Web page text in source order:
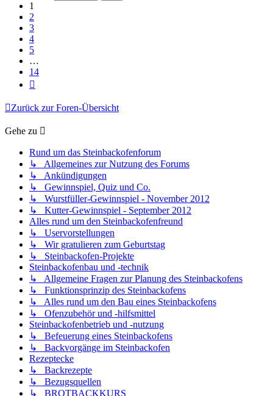
1
2
3
4
5
…
14
Zurück zur Foren-Übersicht
Gehe zu
Rund um das Steinbackofenforum
↳ Allgemeines zur Nutzung des Forums
↳ Ankündigungen
↳ Gewinnspiel, Quiz und Co.
↳ Wurstfüller-Gewinnspiel - November 2012
↳ Kutter-Gewinnspiel - September 2012
Alles rund um den Steinbackofenfreund
↳ Uservorstellungen
↳ Wir gratulieren zum Geburtstag
↳ Steinbackofen-Projekte
Steinbackofenbau und -technik
↳ Allgemeine Fragen zur Planung des Steinbackofens
↳ Funktionsprinzip des Steinbackofens
↳ Alles rund um den Bau eines Steinbackofens
↳ Ofenzubehör und -hilfsmittel
Steinbackofenbetrieb und -nutzung
↳ Befeuerung eines Steinbackofens
↳ Backvorgänge im Steinbackofen
Rezeptecke
↳ Backrezepte
↳ Bezugsquellen
↳ BROTBACKKURS